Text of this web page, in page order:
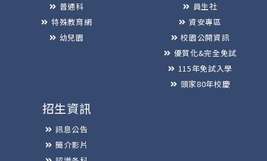
普通科
特殊教育網
幼兒園
員生社
資安專區
校園公開資訊
優質化&完全免試
115年免試入學
頭家80年校慶
招生資訊
訊息公告
簡介影片